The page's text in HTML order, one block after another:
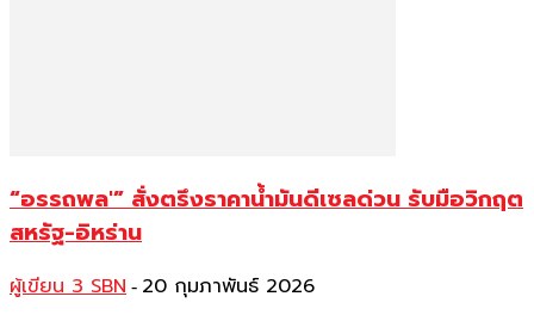
“อรรถพล'” สั่งตรึงราคาน้ำมันดีเซลด่วน รับมือวิกฤต
สหรัฐ-อิหร่าน
ผู้เขียน 3 SBN - 20 กุมภาพันธ์ 2026